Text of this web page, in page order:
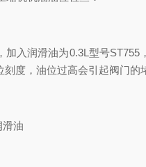
入润滑油为0.3L型号
度，油位过高会引起阀门的
滑油